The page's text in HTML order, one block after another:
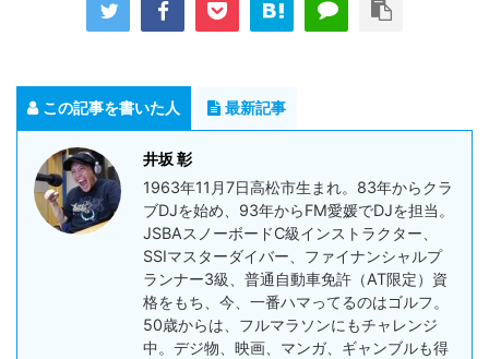
この記事を書いた人 最新記事
井坂 彰
1963年11月7日高松市生まれ。83年からクラ
ブDJを始め、93年からFM愛媛でDJを担当。
JSBAスノーボードC級インストラクター、
SSIマスターダイバー、ファイナンシャルプ
ランナー3級、普通自動車免許（AT限定）資
格をもち、今、一番ハマってるのはゴルフ。
50歳からは、フルマラソンにもチャレンジ
中。デジ物、映画、マンガ、ギャンブルも得